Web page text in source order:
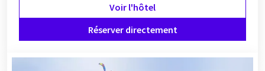
Voir l'hôtel
Réserver directement